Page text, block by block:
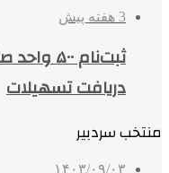
3 هفته پیش
ثبت‌نام
دریافت تسهیلات
منتخب سردبیر
۱۴۰۳/۰۹/۰۳